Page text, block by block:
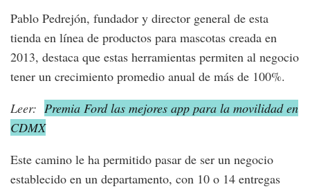
Pablo Pedrejón, fundador y director general de esta
tienda en línea de productos para mascotas creada en
2013, destaca que estas herramientas permiten al negocio
tener un crecimiento promedio anual de más de 100%.
Leer: Premia Ford las mejores app para la movilidad en
CDMX
Este camino le ha permitido pasar de ser un negocio
establecido en un departamento, con 10 o 14 entregas